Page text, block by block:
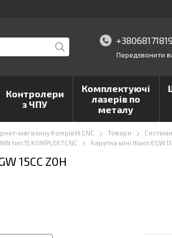
Передзвонити
Контролери
з ЧПУ
Комплектуючі
лазерів по
металу
магазину Komplekt CNC Товари
тип 15 KOMPLEKTCNC Каретка міні Hiwin EGW
15CC Z0H